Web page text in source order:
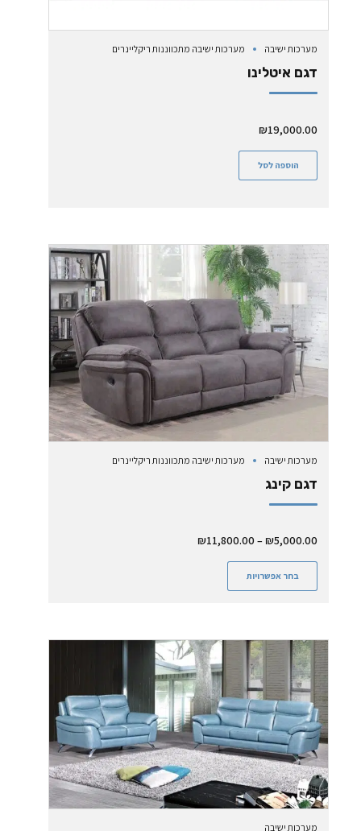
מערכות ישיבה מערכות ישיבה מתכווננות ריקליינרים
דגם איטלינו
₪19,000.00
הוספה לסל
מערכות ישיבה מערכות ישיבה מתכווננות ריקליינרים
דגם קינג
₪5,000.00
–
₪11,800.00
בחר אפשרויות
מערכות ישיבה